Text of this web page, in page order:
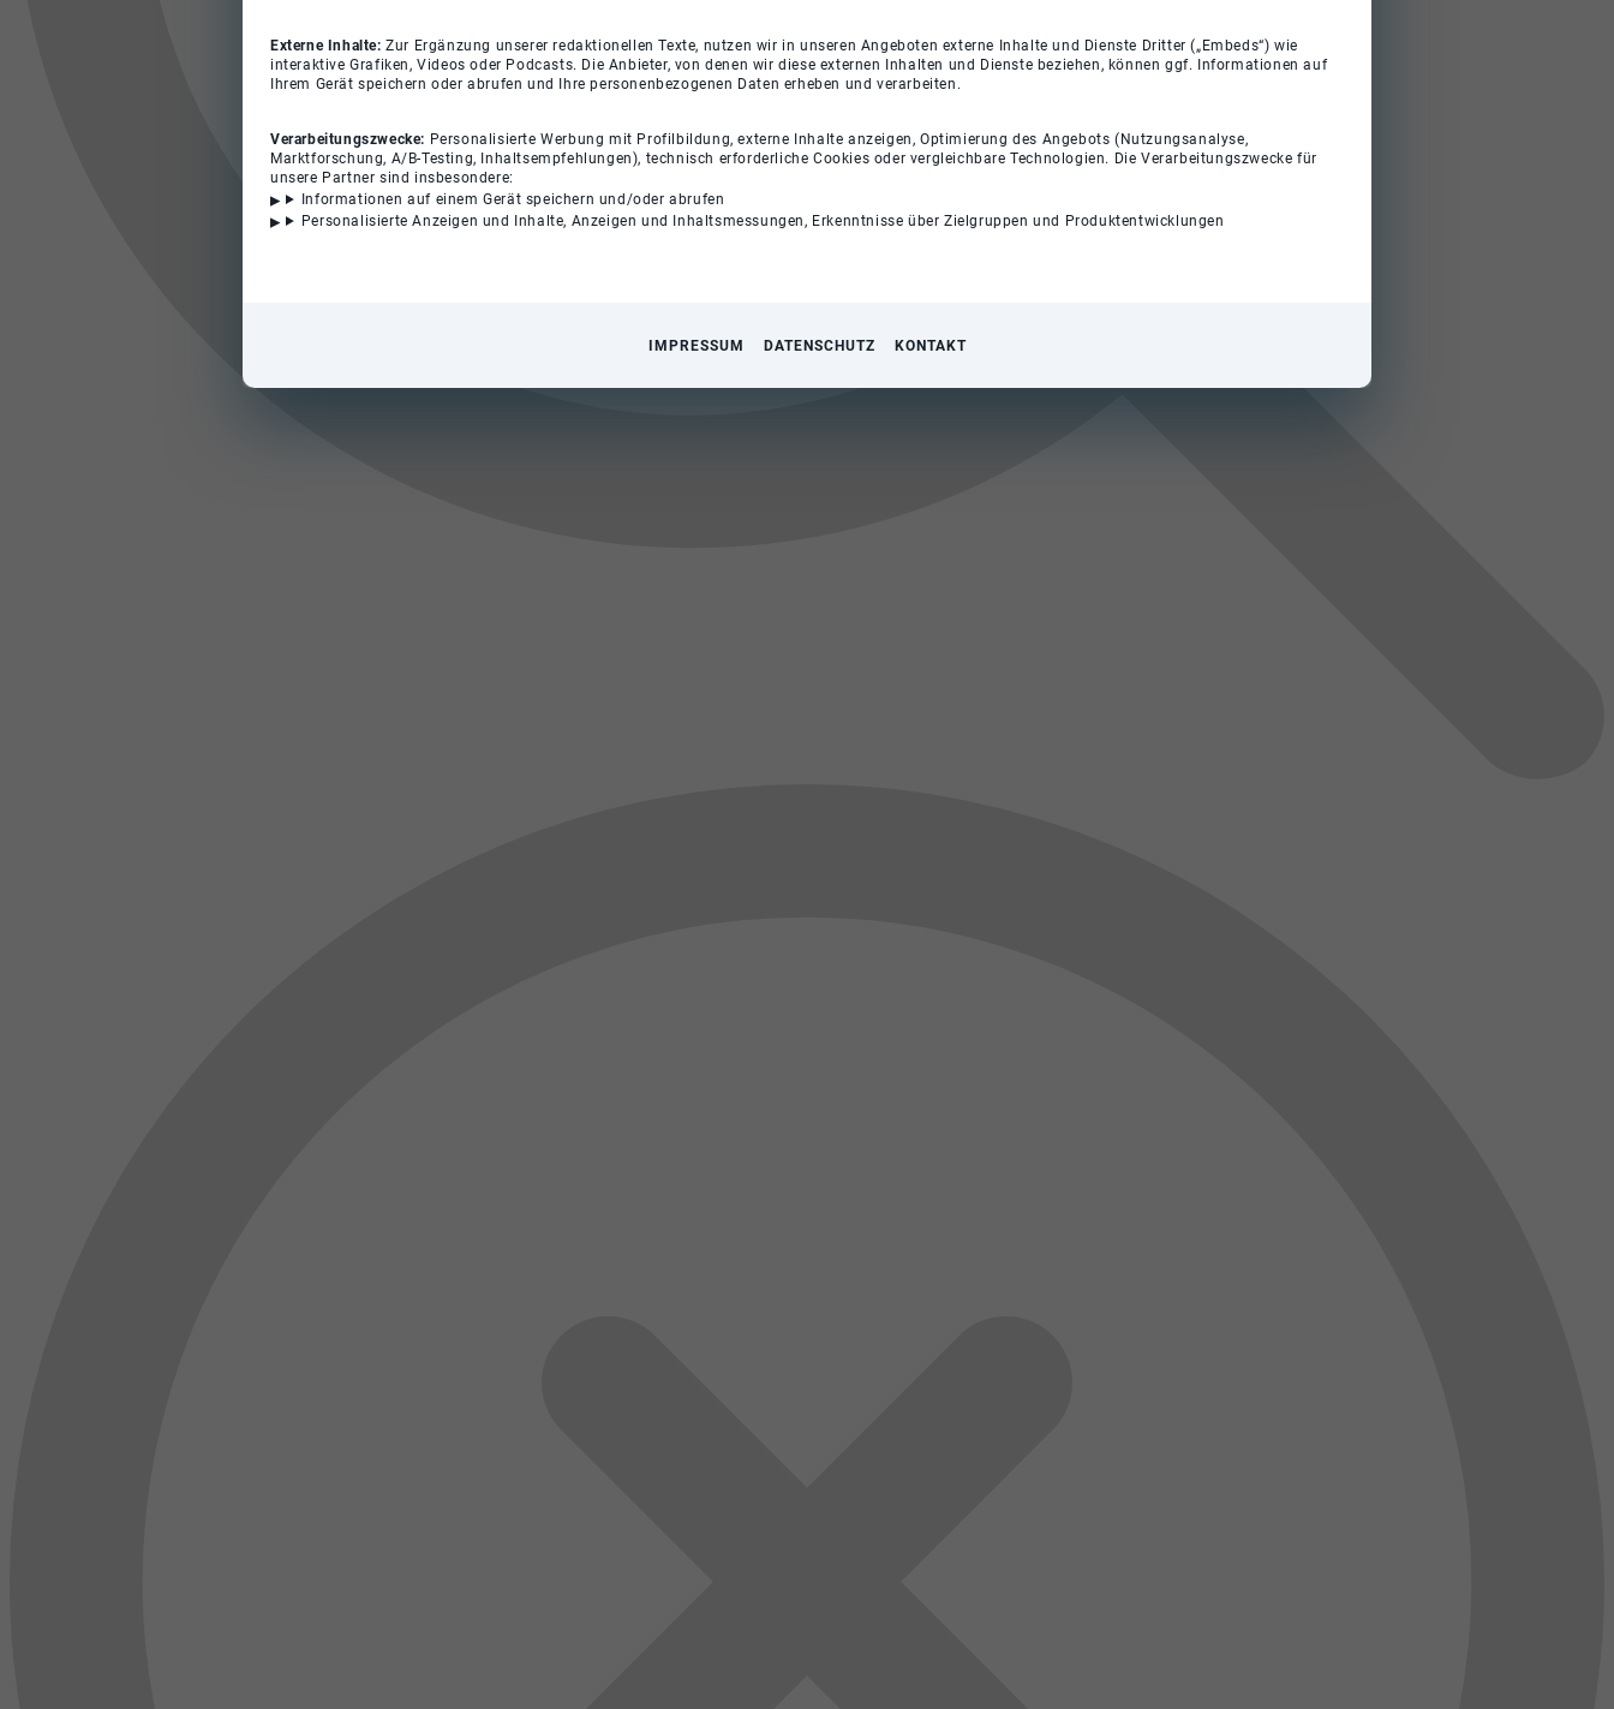
Externe Inhalte:Zur Ergänzung unserer redaktionellen Texte, nutzen wir in unseren Angeboten externe Inhalte und Dienste Dritter („Embeds“) wie
interaktive Grafiken, Videos oder Podcasts. Die Anbieter, von denen wir diese externen Inhalten und Dienste beziehen, können ggf. Informationen auf
Ihrem Gerät speichern oder abrufen und Ihre personenbezogenen Daten erheben und verarbeiten.
Verarbeitungszwecke: Personalisierte Werbung mit Profilbildung, externe Inhalte anzeigen, Optimierung des Angebots (Nutzungsanalyse,
Marktforschung, A/B-Testing, Inhaltsempfehlungen), technisch erforderliche Cookies oder vergleichbare Technologien. Die Verarbeitungszwecke für
unsere Partner sind insbesondere:
Informationen auf einem Gerät speichern und/oder abrufen
Personalisierte Anzeigen und Inhalte, Anzeigen und Inhaltsmessungen, Erkenntnisse über Zielgruppen und Produktentwicklungen
IMPRESSUM DATENSCHUTZ KONTAKT